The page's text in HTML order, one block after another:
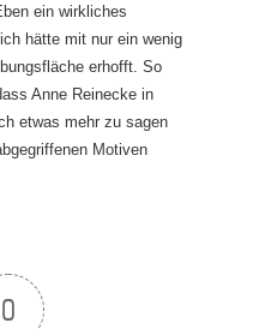
ein wirkliches
hätte mit nur ein wenig
erhofft. So
Anne Reinecke in
etwas mehr zu sagen
Motiven
0